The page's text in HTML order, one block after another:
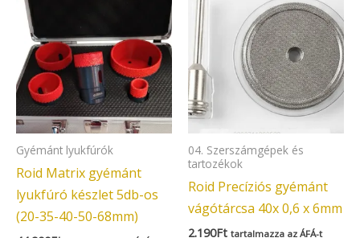
Gyémánt lyukfúrók
Roid Matrix gyémánt
lyukfúró készlet 5db-os
(20-35-40-50-68mm)
04. Szerszámgépek és
tartozékok
Roid Precíziós gyémánt
vágótárcsa 40x 0,6 x 6mm
2.190Ft tartalmazza az ÁFÁ-t